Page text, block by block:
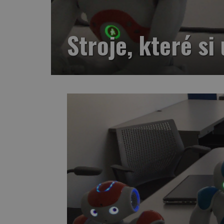
Stroje, které si